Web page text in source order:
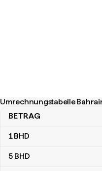
Umrechnungstabelle
Umrechnungstabelle
BETRAG
1BHD
5 BHD